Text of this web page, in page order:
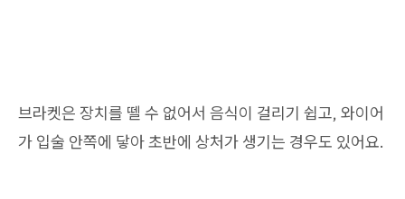
브라켓은 장치를 뗄 수 없어서 음식이 걸리기 쉽고, 와이어
가 입술 안쪽에 닿아 초반에 상처가 생기는 경우도 있어요.